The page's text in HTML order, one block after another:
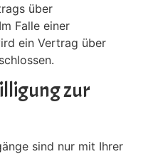
über
Falle einer
ein Vertrag über
zur
sind nur mit Ihrer